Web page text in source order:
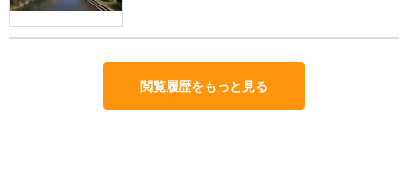
閲覧履歴をもっと見る